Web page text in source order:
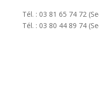
Tél. : 03 81 65 74 72
Tél. : 03 80 44 89 74